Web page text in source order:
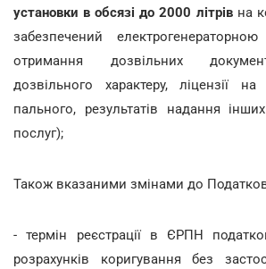
установки в обсязі до 2000 літрівна
забезпечений
отримання дозвільних
дозвільного характеру, ліцензії
пального, результатів надання
послуг);
Також вказаними змінами до
- термін реєстрації в ЄРПН
розрахунків коригування без